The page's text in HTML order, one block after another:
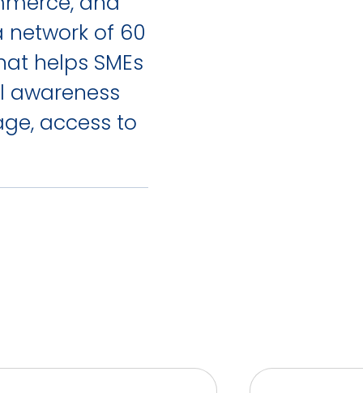
network of 60
helps SMEs
awareness
access to